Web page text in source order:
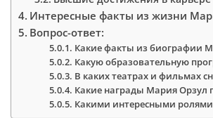
Интересные факты из жизни
Вопрос-ответ:
Какие факты из биографии
Какую образовательную
В каких театрах и фильмах
Какие награды Мария Орзул
Какими интересными